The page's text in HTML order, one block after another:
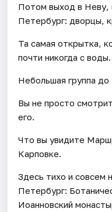
Потом выход в Неву,
Петербург: дворцы,
Та самая открытка,
почти никогда с воды.
Небольшая группа
Вы не просто
его.
Что вы увидите
Карповке.
Здесь тихо и совсем
Петербург:
Иоанновский